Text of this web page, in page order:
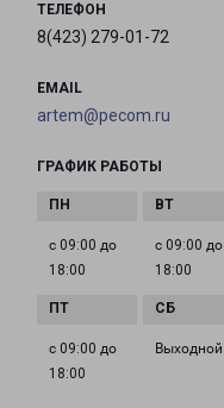
ТЕЛЕФОН
8(423) 279-01-72
EMAIL
artem@pecom.ru
ГРАФИК РАБОТЫ
с 09:00 до
18:00
с 09:00 до
18:00
с 09:00 до
18:00
Выходной